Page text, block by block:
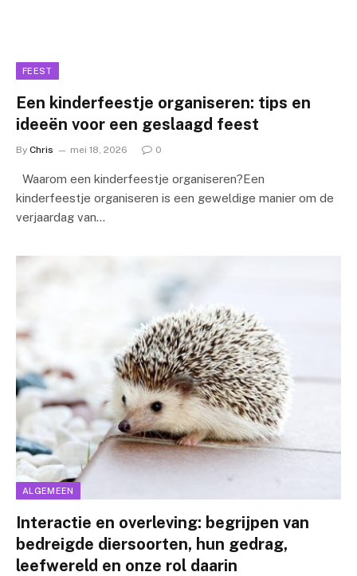
FEEST
Een kinderfeestje organiseren: tips en
ideeën voor een geslaagd feest
By Chris mei 18, 2026 0
Waarom een kinderfeestje organiseren?Een
kinderfeestje organiseren is een geweldige manier om de
verjaardag van…
ALGEMEEN
Interactie en overleving: begrijpen van
bedreigde diersoorten, hun gedrag,
leefwereld en onze rol daarin